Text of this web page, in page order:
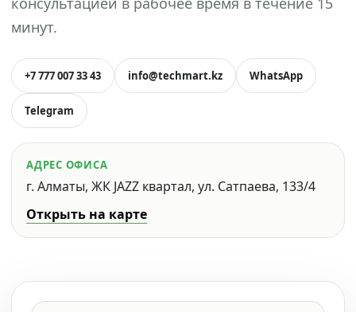
минут.
+7 777 007 33 43 info@techmart.kz WhatsApp
Telegram
АДРЕС ОФИСА
г. Алматы, ЖК JAZZ квартал, ул. Сатпаева, 133/4
Открыть на карте